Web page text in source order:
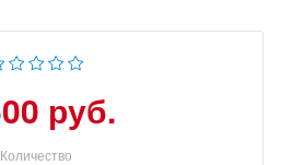
руб.
Количество